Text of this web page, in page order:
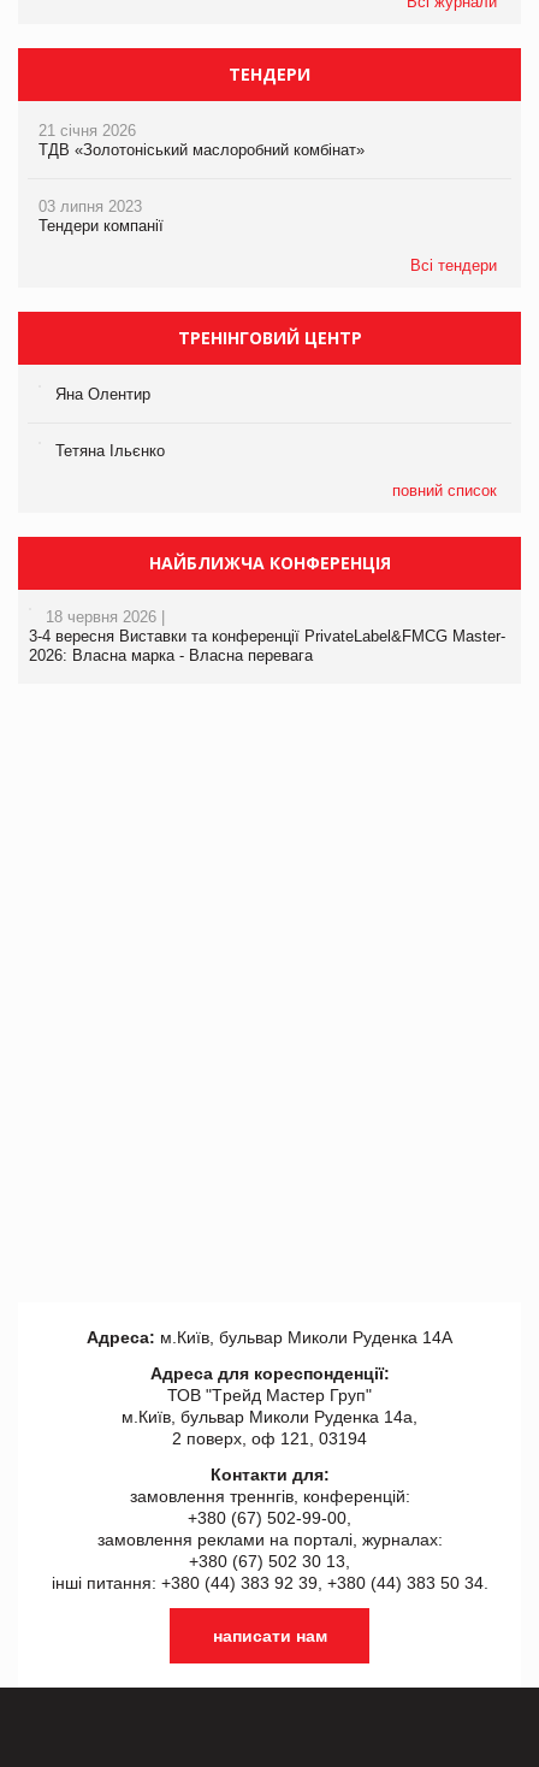
ТЕНДЕРИ
21 січня 2026
ТДВ «Золотоніський маслоробний комбінат»
03 липня 2023
Тендери компанії
Всі тендери
ТРЕНІНГОВИЙ ЦЕНТР
Яна Олентир
Тетяна Ільєнко
повний список
НАЙБЛИЖЧА КОНФЕРЕНЦІЯ
18 червня 2026 |
3-4 вересня Виставки та конференції PrivateLabel&FMCG Master-
2026: Власна марка - Власна перевага
Адреса: м.Київ, бульвар Миколи Руденка 14А
Адреса для кореспонденції:
ТОВ "Tрейд Мастер Груп"
м.Київ, бульвар Миколи Руденка 14а,
2 поверх, оф 121, 03194
Контакти для:
замовлення треннгів, конференцій:
+380 (67) 502-99-00,
замовлення реклами на порталі, журналах:
+380 (67) 502 30 13,
інші питання: +380 (44) 383 92 39, +380 (44) 383 50 34.
написати нам